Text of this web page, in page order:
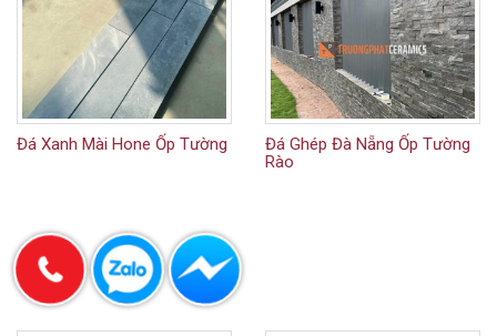
Đá Xanh Mài Hone Ốp Tường
Đá Ghép Đà Nẵng Ốp Tường
Rào